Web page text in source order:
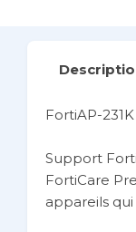
FortiAP-
Support
FortiCare
appareils